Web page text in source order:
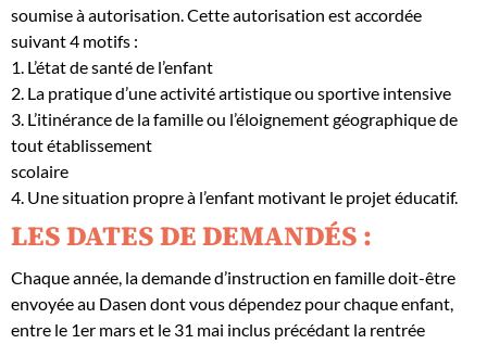
soumise à autorisation. Cette autorisation est accordée
suivant 4 motifs :
1. L’état de santé de l’enfant
2. La pratique d’une activité artistique ou sportive intensive
3. L’itinérance de la famille ou l’éloignement géographique de
tout établissement
scolaire
4. Une situation propre à l’enfant motivant le projet éducatif.
LES DATES DE DEMANDÉS :
Chaque année, la demande d’instruction en famille doit-être
envoyée au Dasen dont vous dépendez pour chaque enfant,
entre le 1er mars et le 31 mai inclus précédant la rentrée